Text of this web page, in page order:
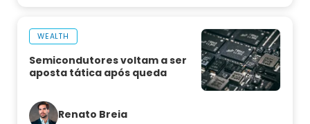
WEALTH
Semicondutores voltam a ser
aposta tática após queda
Renato Breia